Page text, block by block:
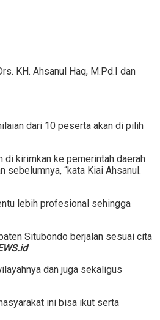
KH. Ahsanul Haq, M.Pd.I dan
dari 10 peserta akan di pilih
di kirimkan ke pemerintah daerah
sebelumnya, “kata Kiai Ahsanul.
lebih profesional sehingga
Situbondo berjalan sesuai cita
dan juga sekaligus
ini bisa ikut serta